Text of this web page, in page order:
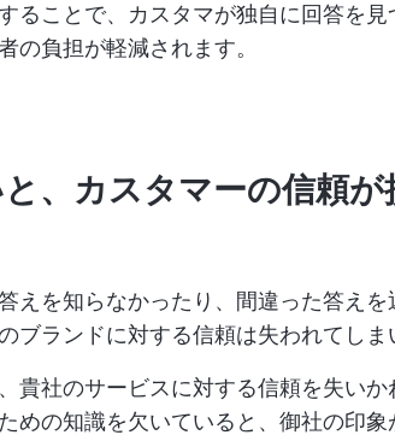
ることで、カスタマが独自に回答を見
の負担が軽減されます。
、カスタマーの信頼が
えを知らなかったり、間違った答えを
ブランドに対する信頼は失われてしま
貴社のサービスに対する信頼を失いか
めの知識を欠いていると、御社の印象